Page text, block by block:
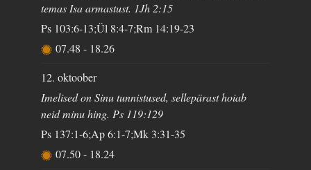
temas Isa armastust. 1Jh 2:15
Ps 103:6-13;Ül 8:4-7;Rm 14:19-23
07.48- 18.26
12. oktoober
Imelised on Sinu tunnistused, sellepärast hoiab
neid minu hing. Ps 119:129
Ps 137:1-6;Ap 6:1-7;Mk 3:31-35
07.50- 18.24